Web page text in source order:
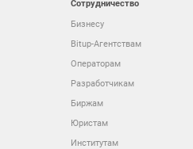
Сотрудничество
Бизнесу
Bitup-Агентствам
Операторам
Разработчикам
Биржам
Юристам
Институтам